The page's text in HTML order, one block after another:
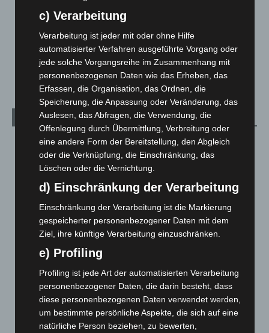
Menschen
Über uns
Veranstaltungen
1.887
1.269
Archiv
August 2026(9)
Juni 2026
(139)
(99)
März 2026(115)
Februar 2026(109)
Januar 2026(122)
Dezember 2025(103)
November 2025
Oktober 2025(112)
c) Verarbeitung
Verarbeitung ist jeder mit oder ohne Hilfe
automatisierter Verfahren ausgeführte Vorgang oder
jede solche Vorgangsreihe im Zusammenhang mit
personenbezogenen Daten wie das Erheben, das
Erfassen, die Organisation, das Ordnen, die
Speicherung, die Anpassung oder Veränderung, das
Auslesen, das Abfragen, die Verwendung, die
Offenlegung durch Übermittlung, Verbreitung oder
eine andere Form der Bereitstellung, den Abgleich
oder die Verknüpfung, die Einschränkung, das
Löschen oder die Vernichtung.
d) Einschränkung der Verarbeitung
Einschränkung der Verarbeitung ist die Markierung
gespeicherter personenbezogener Daten mit dem
Ziel, ihre künftige Verarbeitung einzuschränken.
e) Profiling
Profiling ist jede Art der automatisierten Verarbeitung
personenbezogener Daten, die darin besteht, dass
diese personenbezogenen Daten verwendet werden,
um bestimmte persönliche Aspekte, die sich auf eine
natürliche Person beziehen, zu bewerten,